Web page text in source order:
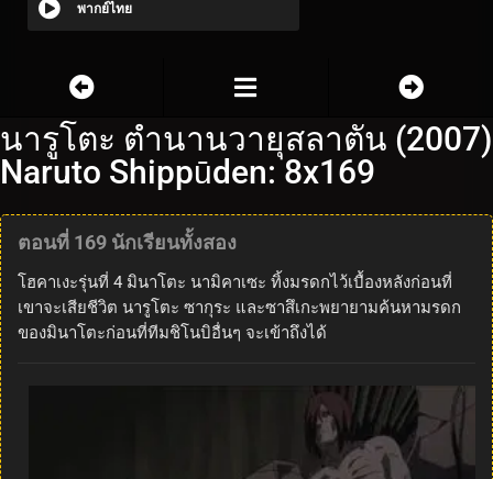
พากย์ไทย
นารูโตะ ตำนานวายุสลาตัน (2007)
Naruto Shippūden: 8x169
ตอนที่ 169 นักเรียนทั้งสอง
โฮคาเงะรุ่นที่ 4 มินาโตะ นามิคาเซะ ทิ้งมรดกไว้เบื้องหลังก่อนที่
เขาจะเสียชีวิต นารูโตะ ซากุระ และซาสึเกะพยายามค้นหามรดก
ของมินาโตะก่อนที่ทีมชิโนบิอื่นๆ จะเข้าถึงได้